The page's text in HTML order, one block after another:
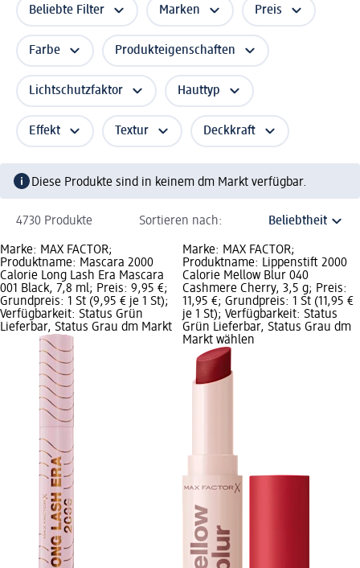
Beliebte Filter Marken Preis
Farbe Produkteigenschaften
Lichtschutzfaktor Hauttyp
Effekt Textur Deckkraft
Diese Produkte sind in keinem dm Markt verfügbar.
4730 Produkte Sortieren nach:
Marke: MAX FACTOR;
Produktname: Mascara 2000
Calorie Long Lash Era Mascara
001 Black, 7,8 ml; Preis: 9,95 €;
Grundpreis: 1 St (9,95 € je 1 St);
Verfügbarkeit: Status Grün
Lieferbar, Status Grau dm Markt
Marke: MAX FACTOR;
Produktname: Lippenstift 2000
Calorie Mellow Blur 040
Cashmere Cherry, 3,5 g; Preis:
11,95 €; Grundpreis: 1 St (11,95 €
je 1 St); Verfügbarkeit: Status
Grün Lieferbar, Status Grau dm
Markt wählen